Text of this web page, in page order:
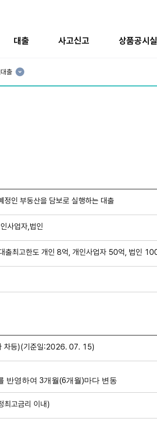
대출 사고신고 상품공시실
출
인 부동산을 담보로 실행하는 대출
사업자,법인
출최고한도 개인 8억, 개인사업자 50억, 법인
차등)(기준일:2026. 07. 15)
반영하여 3개월(6개월)마다 변동
최고금리 이내)